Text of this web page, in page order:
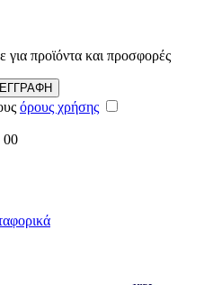
προϊόντα και προσφορές
ΕΓΓΡΑΦΗ
όρους χρήσης
00